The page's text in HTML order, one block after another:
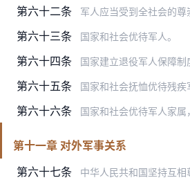
第六十二条 军人应当受到全社会的尊
第六十三条 国家和社会优待军人。
第六十四条 国家建立退役军人保障制度，妥善安置
第六十五条 国家和社会抚恤优待残疾军人，对残疾
第六十六条 国家和社会优待军人家属，抚恤优待烈
第十一章 对外军事关系
第六十七条
中华人民共和国坚持互相尊重主权和领土完整、互不侵犯、互不干涉内政、平等互利、和平共处五